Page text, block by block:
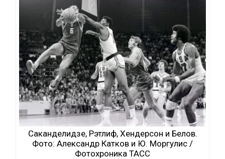
Саканделидзе, Рэтлиф, Хендерсон и Белов.
Фото: Александр Катков и Ю. Моргулис /
Фотохроника ТАСС